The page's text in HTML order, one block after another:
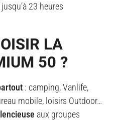
jusqu’à 23 heures
LA
50 ?
: camping, Vanlife,
mobile, loisirs Outdoor…
aux groupes